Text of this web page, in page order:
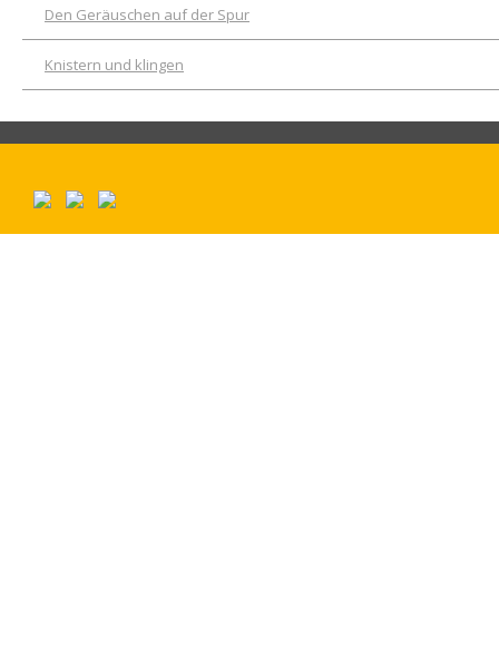
Den Geräuschen auf der Spur
Knistern und klingen